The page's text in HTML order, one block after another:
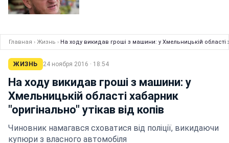
Главная › Жизнь › На ходу викидав гроші з машини: у Хмельницькій області
ЖИЗНЬ 24 ноября 2016 · 18:54
На ходу викидав гроші з машини: у
Хмельницькій області хабарник
"оригінально" утікав від копів
Чиновник намагався сховатися від поліції, викидаючи
купюри з власного автомобіля